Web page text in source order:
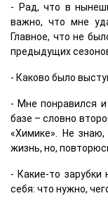
- Рад, что в
важно, что мне
Главное, что не
предыдущих
- Каково было
- Мне понравился
базе – словно
«Химике». Не
жизнь, но,
- Какие-то
себя: что нужно,